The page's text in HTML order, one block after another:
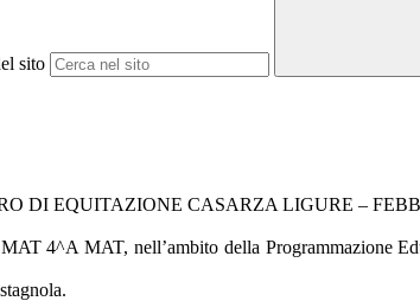
sito
DI EQUITAZIONE CASARZA LIGURE –
4^A MAT, nell’ambito della Programmazione